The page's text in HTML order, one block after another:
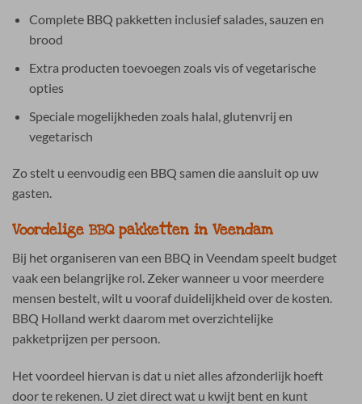
Complete BBQ pakketten inclusief salades, sauzen en
brood
Extra producten toevoegen zoals vis of vegetarische
opties
Speciale mogelijkheden zoals halal, glutenvrij en
vegetarisch
Zo stelt u eenvoudig een BBQ samen die aansluit op uw
gasten.
Voordelige BBQ pakketten in Veendam
Bij het organiseren van een BBQ in Veendam speelt budget
vaak een belangrijke rol. Zeker wanneer u voor meerdere
mensen bestelt, wilt u vooraf duidelijkheid over de kosten.
BBQ Holland werkt daarom met overzichtelijke
pakketprijzen per persoon.
Het voordeel hiervan is dat u niet alles afzonderlijk hoeft
door te rekenen. U ziet direct wat u kwijt bent en kunt